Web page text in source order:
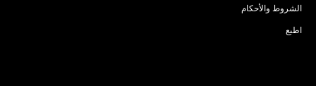
الشروط والأحكام
اطبع